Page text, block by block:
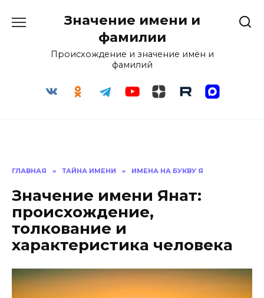
Значение имени и
фамилии
Происхождение и значение имён и
фамилий
ГЛАВНАЯ » ТАЙНА ИМЕНИ » ИМЕНА НА БУКВУ Я
Значение имени Янат:
происхождение,
толкование и
характеристика человека